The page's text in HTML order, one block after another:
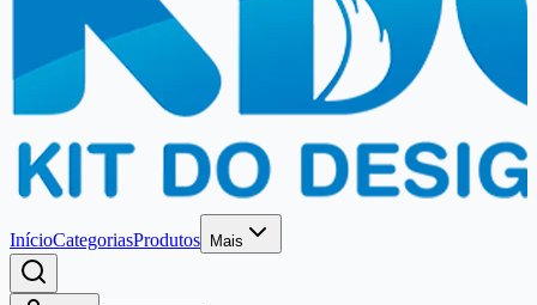
InícioCategoriasProdutos Mais